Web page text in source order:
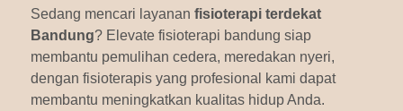
Sedang mencari layanan fisioterapi terdekat
Bandung? Elevate fisioterapi bandung siap
membantu pemulihan cedera, meredakan nyeri,
dengan fisioterapis yang profesional kami dapat
membantu meningkatkan kualitas hidup Anda.